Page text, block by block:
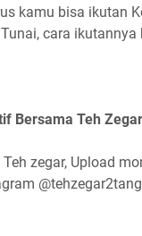
kamu bisa ikutan
cara
Bersama Teh
zegar, Upload